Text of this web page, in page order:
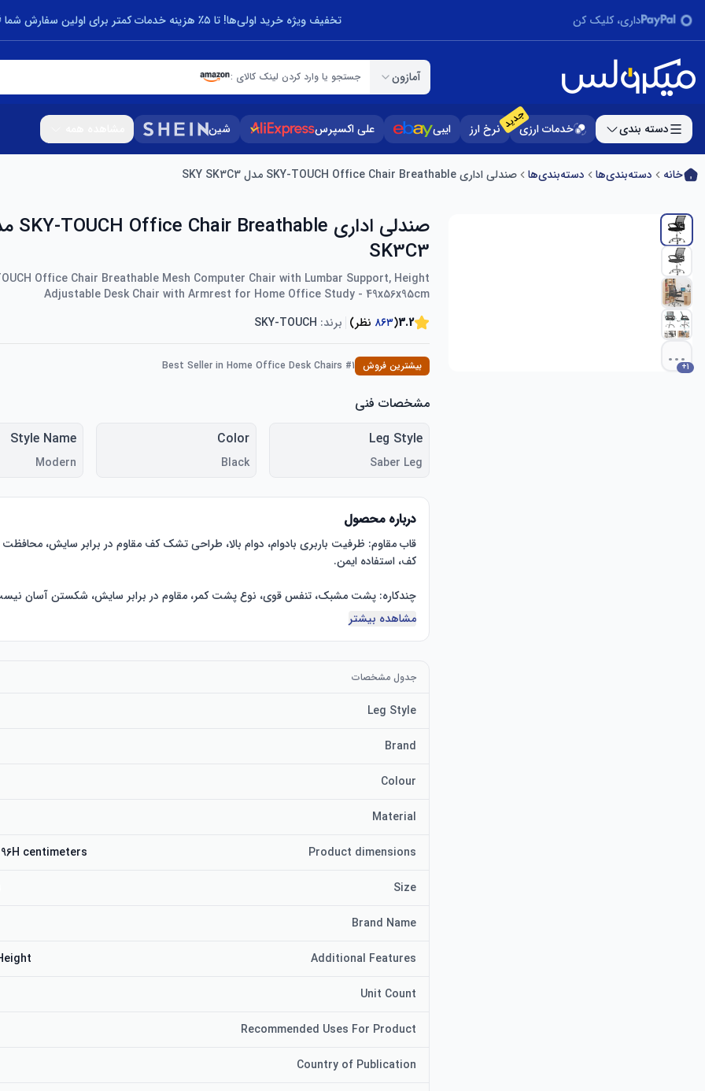
داری، کلیک کن تخفیف ویژه خرید اولی‌ها! تا ۵٪ هزینه خدمات کمتر برای اولین سفارش شما 🎁
آمازون جستجو یا وارد کردن لینک کالای :
دسته بندی خدمات ارزیجدیدنرخ ارز ایبی علی اکسپرس شین
خانه دسته‌بندی‌ها دسته‌بندی‌ها صندلی اداری SKY-TOUCH Office Chair Breathable مدل SKY SK3C3
...
+1
SK3C3
Office Chair Breathable Mesh Computer Chair with Lumbar Support, Height
Adjustable Desk Chair with Armrest for Home Office Study - 49x56x95cm
3.2
(۸۶۳ نظر) برند: SKY-TOUCH
بیشترین فروش #1 Best Seller in Home Office Desk Chairs
مشخصات فنی
Leg Style
Saber Leg
Color
Black
Style Name
Modern
درباره محصول
می شود (L×W×H 48×49 سانتی متر).
مشاهده بیشتر
جدول مشخصات
Leg Style
Brand
Colour
Material
Product dimensions
centimeters
Size
Brand Name
Additional Features
Unit Count
Recommended Uses For Product
Country of Publication